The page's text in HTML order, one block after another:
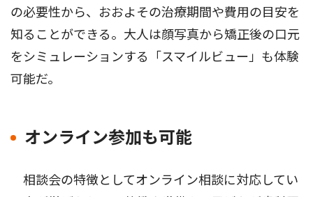
の必要性から、おおよその治療期間や費用の目安を
知ることができる。大人は顔写真から矯正後の口元
をシミュレーションする「スマイルビュー」も体験
可能だ。
オンライン参加も可能
相談会の特徴としてオンライン相談に対応してい